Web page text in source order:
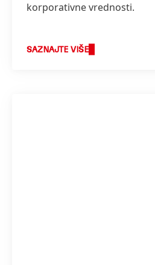
korporativne vrednosti.
SAZNAJTE VIŠE